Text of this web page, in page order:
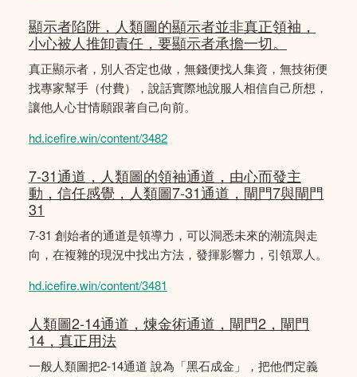
顯示者陷阱，人類圖的顯示者並非真正領袖，
小心被人推卸責任，要顯示者承擔一切。
真正顯示者，別人否定也做，無錢便找人集資，無技術便
找專家幫手（付費），說話實際地說服人相信自己所想，
讓他人心甘情願跟著自己向前。
hd.icefire.win/content/3482
7-31通道，人類圖的領袖通道，由心而發主
動，信任感覺，人類圖7-31通道，閘門7與閘門
31
7-31 創始者的通道是領導力，可以洞悉未來的潮流與走
向，在複雜的現況中找出方法，發揮影響力，引領眾人。
hd.icefire.win/content/3481
人類圖2-14通道，煉金術通道，閘門2，閘門
14，真正用法
一般人類圖把2-14通道 說為「黑石成金」，把他們定義